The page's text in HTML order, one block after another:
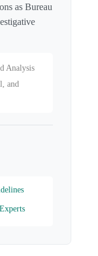
as Bureau
Analysis
and